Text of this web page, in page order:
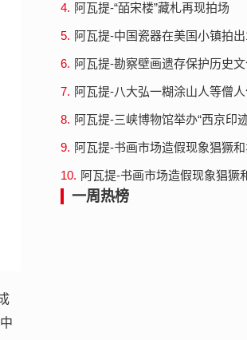
4. 阿瓦提-“皕宋楼”藏札再现拍场
5. 阿瓦提-中国瓷器在美国小镇拍
6. 阿瓦提-勘察壁画遗存保护历史
7. 阿瓦提-八大弘一糊涂山人等僧
8. 阿瓦提-三峡博物馆举办“西京
9. 阿瓦提-书画市场造假现象猖獗
10. 阿瓦提-书画市场造假现象猖獗
一周热榜